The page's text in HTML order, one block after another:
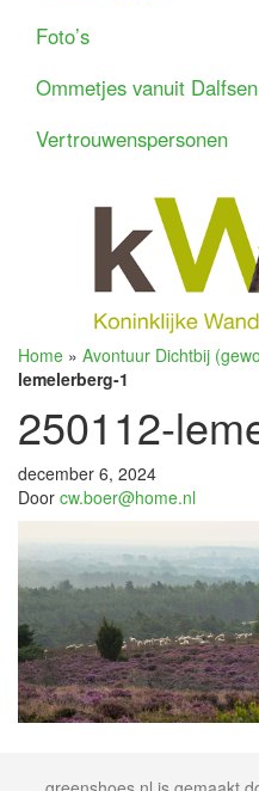
Foto’s
Ommetjes vanuit Dalfsen
Vertrouwenspersonen
Home » Avontuur Dichtbij
lemelerberg-1
250112-
december 6, 2024
Door cw.boer@home.nl